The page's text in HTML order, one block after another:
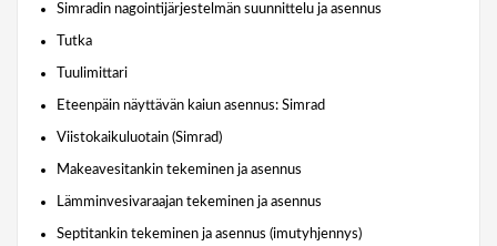
Simradin nagointijärjestelmän suunnittelu ja asennus
Tutka
Tuulimittari
Eteenpäin näyttävän kaiun asennus: Simrad
Viistokaikuluotain (Simrad)
Makeavesitankin tekeminen ja asennus
Lämminvesivaraajan tekeminen ja asennus
Septitankin tekeminen ja asennus (imutyhjennys)